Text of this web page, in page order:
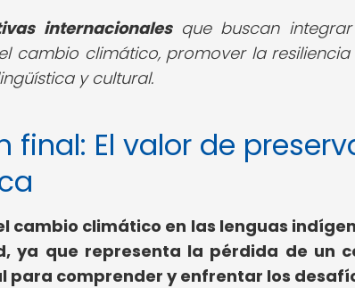
internacionalesque buscan integrar
cambio climático, promover la
y cultural.
final: El valor de
cambio climático en las lenguas
ya que representa la pérdida de un
para comprender y enfrentar los